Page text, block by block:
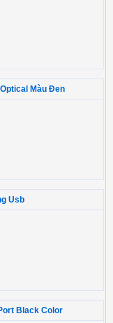
Màu Đen
Usb
Black Color